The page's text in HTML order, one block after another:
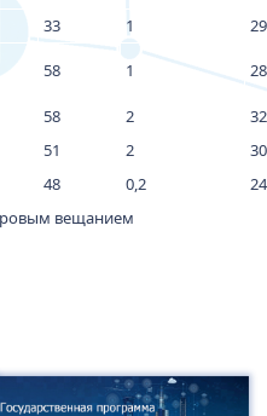
33 1 29
58 1 28
58 2
32
51 2
30
48 0,2
24
вещанием